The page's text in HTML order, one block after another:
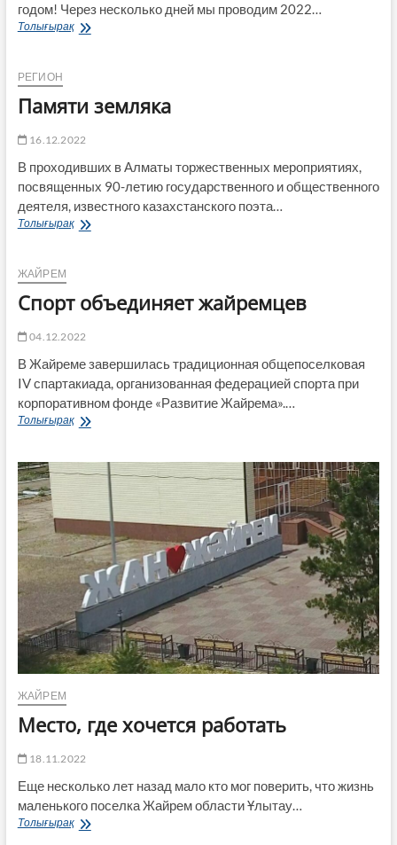
годом! Через несколько дней мы проводим 2022…
ТолығырақУважаемые
РЕГИОН
Памяти земляка
16.12.2022
В проходивших в Алматы торжественных мероприятиях,
посвященных 90-летию государственного и общественного
деятеля, известного казахстанского поэта…
ТолығырақПамяти
ЖАЙРЕМ
Спорт объединяет жайремцев
04.12.2022
В Жайреме завершилась традиционная общепоселковая
IV спартакиада, организованная федерацией спорта при
корпоративном фонде «Развитие Жайрема».…
ТолығырақСпорт
ЖАЙРЕМ
Место, где хочется работать
18.11.2022
Еще несколько лет назад мало кто мог поверить, что жизнь
маленького поселка Жайрем области Ұлытау…
ТолығырақМесто,